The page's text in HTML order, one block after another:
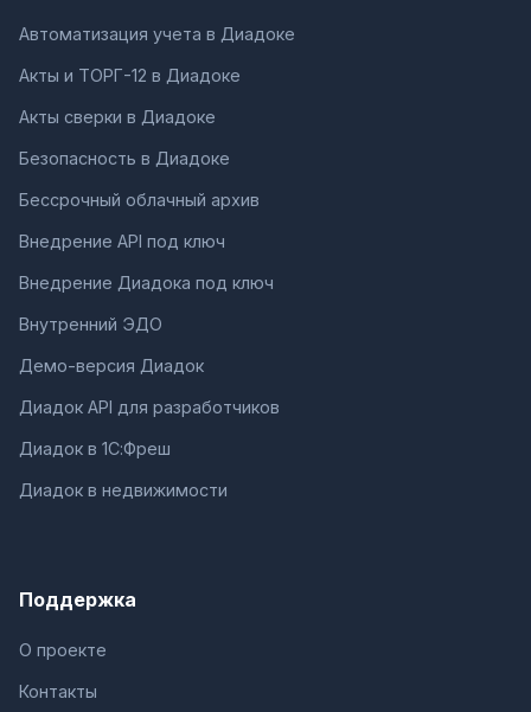
Автоматизация учета в Диадоке
Акты и ТОРГ-12 в Диадоке
Акты сверки в Диадоке
Безопасность в Диадоке
Бессрочный облачный архив
Внедрение API под ключ
Внедрение Диадока под ключ
Внутренний ЭДО
Демо-версия Диадок
Диадок API для разработчиков
Диадок в 1С:Фреш
Диадок в недвижимости
Поддержка
О проекте
Контакты